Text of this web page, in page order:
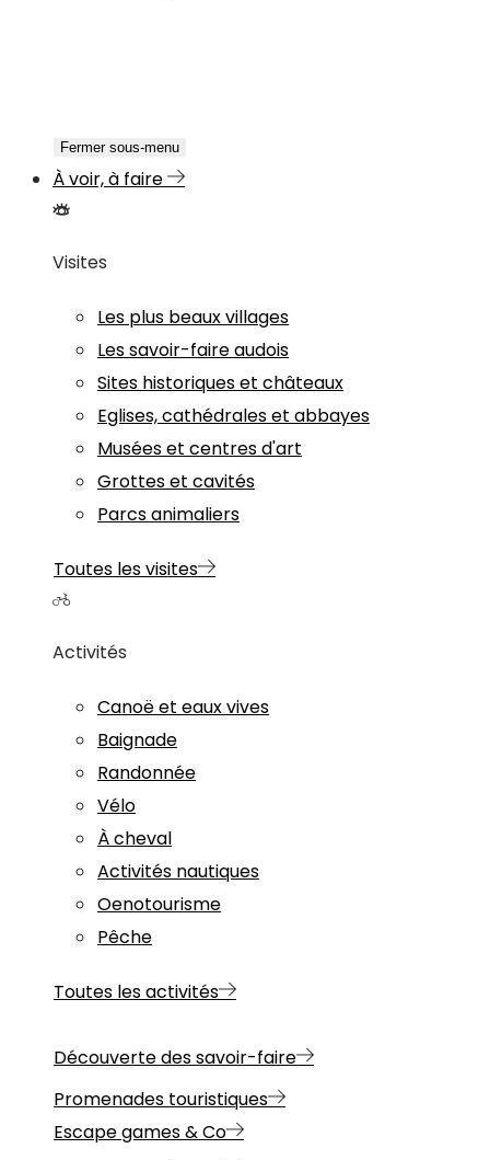
Fermer sous-menu
À voir, à faire
Visites
Les plus beaux villages
Les savoir-faire audois
Sites historiques et châteaux
Eglises, cathédrales et abbayes
Musées et centres d'art
Grottes et cavités
Parcs animaliers
Toutes les visites
Activités
Canoë et eaux vives
Baignade
Randonnée
Vélo
À cheval
Activités nautiques
Oenotourisme
Pêche
Toutes les activités
Découverte des savoir-faire
Promenades touristiques
Escape games & Co